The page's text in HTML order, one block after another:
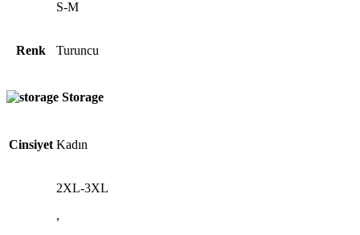
S-M
Renk Turuncu
Storage
Cinsiyet Kadın
2XL-3XL
,